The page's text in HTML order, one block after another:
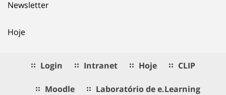
Newsletter
Hoje
Login Intranet Hoje CLIP
Moodle Laboratório de e.Learning